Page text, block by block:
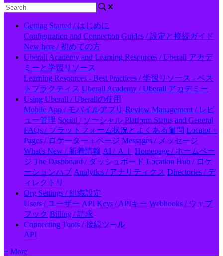
Getting Started / はじめに
Configuration and Connection Guides / 設定と接続ガイド
New here / 初めての方
Uberall Academy and Learning Resources / Uberall アカデ
ミーと学習リソース
Learning Resources - Best Practices / 学習リソース - ベス
トプラクティス Uberall Academy / Uberall アカデミー
Using Uberall / Uberallの使用
Mobile App / モバイルアプリ Review Management / レビ
ュー管理 Social / ソーシャル Platform Status and General
FAQs / プラットフォーム状況とよくある質問 Locator +
Pages / ロケーター＋ページ Messages / メッセージ
What's New / 新着情報 AI / ＡＩ
Homepage / ホームペー
ジ The Dashboard / ダッシュボード Location Hub / ロケ
ーションハブ Analytics / アナリティクス Directories / デ
ィレクトリ
Org Settings / 組織設定
Users / ユーザー API Keys / APIキー Webhooks / ウェブ
フック Billing / 請求
Connecting Tools / 接続ツール
API
+ More